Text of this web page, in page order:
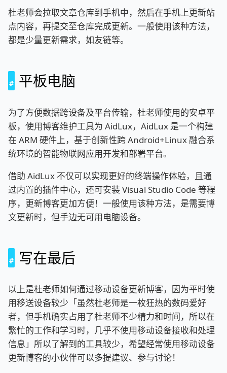
杜老师会拉取文章仓库到手机中，然后在手机上更新站
点内容，再提交至仓库完成更新。一般使用该种方法，
都是少量更新需求，如友链等。
平板电脑
为了方便数据跨设备及平台传输，杜老师使用的安卓平
板，使用博客维护工具为 AidLux，AidLux 是一个构建
在 ARM 硬件上，基于创新性跨 Android+Linux 融合系
统环境的智能物联网应用开发和部署平台。
借助 AidLux 不仅可以实现更好的终端操作体验，且通
过内置的插件中心，还可安装 Visual Studio Code 等程
序，更新博客更加方便！一般使用该种方法，是需要博
文更新时，但手边无可用电脑设备。
写在最后
以上是杜老师如何通过移动设备更新博客，因为平时使
用移送设备较少「虽然杜老师是一枚狂热的数码爱好
者，但手机确实占用了杜老师不少精力和时间，所以在
繁忙的工作和学习时，几乎不使用移动设备接收和处理
信息」所以了解到的工具较少，希望经常使用移动设备
更新博客的小伙伴可以多提建议、参与讨论！